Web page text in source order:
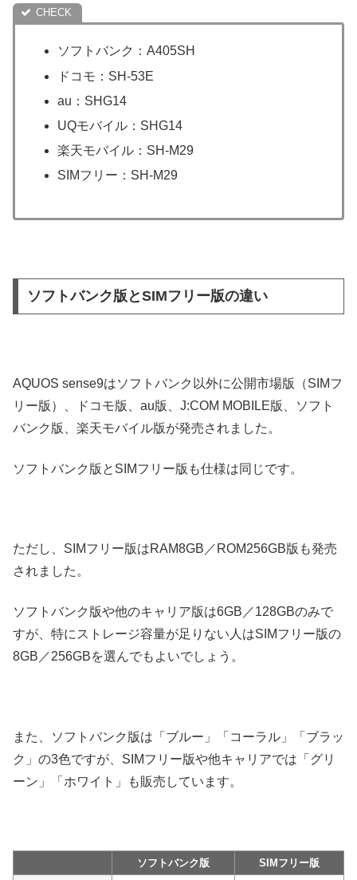
ソフトバンク：A405SH
ドコモ：SH-53E
au：SHG14
UQモバイル：SHG14
楽天モバイル：SH-M29
SIMフリー：SH-M29
ソフトバンク版とSIMフリー版の違い
AQUOS sense9はソフトバンク以外に公開市場版（SIMフ
リー版）、ドコモ版、au版、J:COM MOBILE版、ソフト
バンク版、楽天モバイル版が発売されました。
ソフトバンク版とSIMフリー版も仕様は同じです。
ただし、SIMフリー版はRAM8GB／ROM256GB版も発売
されました。
ソフトバンク版や他のキャリア版は6GB／128GBのみで
すが、特にストレージ容量が足りない人はSIMフリー版の
8GB／256GBを選んでもよいでしょう。
また、ソフトバンク版は「ブルー」「コーラル」「ブラッ
ク」の3色ですが、SIMフリー版や他キャリアでは「グリ
ーン」「ホワイト」も販売しています。
ソフトバンク版 SIMフリー版